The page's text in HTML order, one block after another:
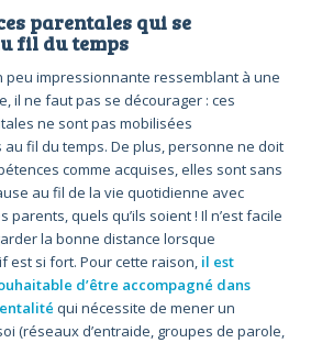
parentales qui se
fil du temps
peu impressionnante ressemblant à une
il ne faut pas se décourager : ces
ne sont pas mobilisées
fil du temps. De plus, personne ne doit
comme acquises, elles sont sans
au fil de la vie quotidienne avec
parents, quels qu’ils soient ! Il n’est facile
la bonne distance lorsque
est si fort. Pour cette raison, il est
d’être accompagné dans
qui nécessite de mener un
(réseaux d’entraide, groupes de parole,